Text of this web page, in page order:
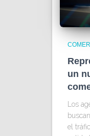
un
Los
el